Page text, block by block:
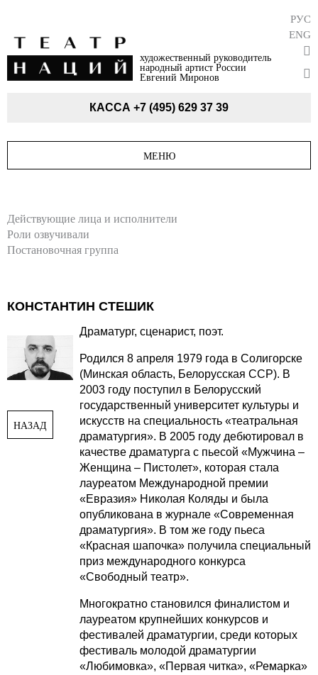
художественный руководитель
народный артист России
Евгений Миронов
РУС
ENG
КАССА +7 (495) 629 37 39
МЕНЮ
Действующие лица и исполнители
Роли озвучивали
Постановочная группа
КОНСТАНТИН СТЕШИК
НАЗАД
Драматург, сценарист, поэт.
Родился 8 апреля 1979 года в Солигорске
(Минская область, Белорусская ССР). В
2003 году поступил в Белорусский
государственный университет культуры и
искусств на специальность «театральная
драматургия». В 2005 году дебютировал в
качестве драматурга с пьесой «Мужчина –
Женщина – Пистолет», которая стала
лауреатом Международной премии
«Евразия» Николая Коляды и была
опубликована в журнале «Современная
драматургия». В том же году пьеса
«Красная шапочка» получила специальный
приз международного конкурса
«Свободный театр».
Многократно становился финалистом и
лауреатом крупнейших конкурсов и
фестивалей драматургии, среди которых
фестиваль молодой драматургии
«Любимовка», «Первая читка», «Ремарка»